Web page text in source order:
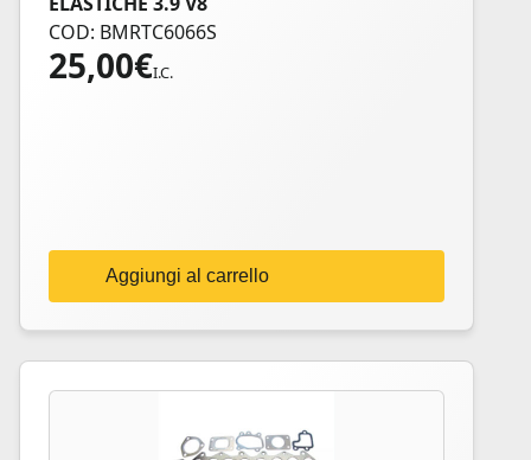
COD: BMRTC6066S
25,00€I.C.
Aggiungi al carrello